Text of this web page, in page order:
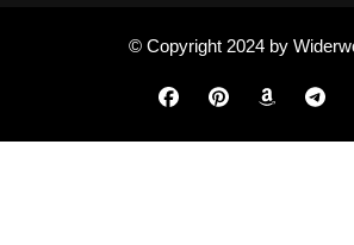
© Copyright 2024 by